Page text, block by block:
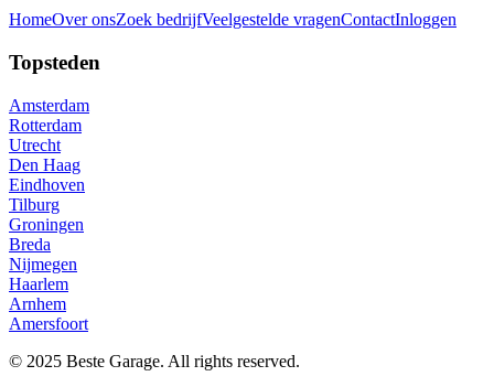
HomeOver onsZoek bedrijfVeelgestelde vragenContactInloggen
Topsteden
Amsterdam
Rotterdam
Utrecht
Den Haag
Eindhoven
Tilburg
Groningen
Breda
Nijmegen
Haarlem
Arnhem
Amersfoort
© 2025 Beste Garage. All rights reserved.